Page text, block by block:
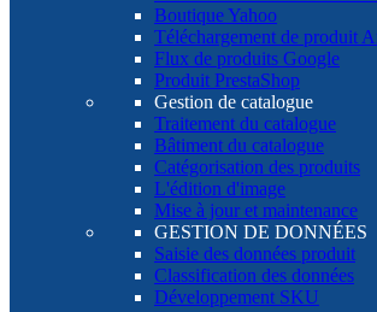
Boutique Yahoo
Téléchargement de produit
Flux de produits Google
Produit PrestaShop
Gestion de catalogue
Traitement du catalogue
Bâtiment du catalogue
Catégorisation des produits
L'édition d'image
Mise à jour et maintenance
GESTION DE DONNÉES
Saisie des données produit
Classification des données
Développement SKU